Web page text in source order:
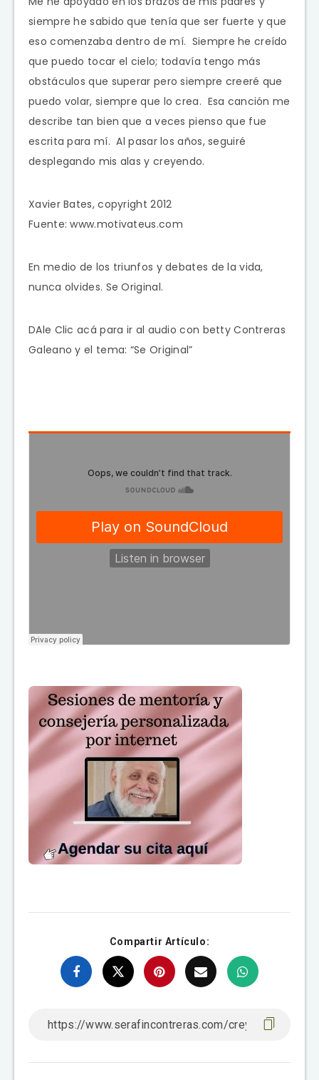
siempre he sabido que tenía que ser fuerte y que
eso comenzaba dentro de mí. Siempre he creído
que puedo tocar el cielo; todavía tengo más
obstáculos que superar pero siempre creeré que
puedo volar, siempre que lo crea. Esa canción me
describe tan bien que a veces pienso que fue
escrita para mí. Al pasar los años, seguiré
desplegando mis alas y creyendo.
Xavier Bates, copyright 2012
Fuente: www.motivateus.com
En medio de los triunfos y debates de la vida,
nunca olvides. Se Original.
DAle Clic acá para ir al audio con betty Contreras
Galeano y el tema: “Se Original”
Compartir Artículo: